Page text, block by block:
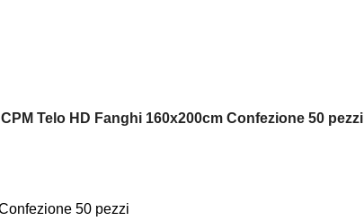
CPM Telo HD Fanghi 160x200cm Confezione 50 pezzi